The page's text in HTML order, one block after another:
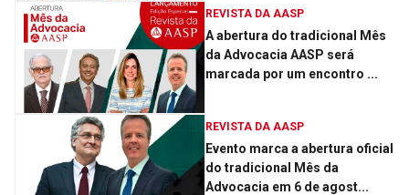
REVISTA DA AASP
A abertura do tradicional Mês
da Advocacia AASP será
marcada por um encontro ...
REVISTA DA AASP
Evento marca a abertura oficial
do tradicional Mês da
Advocacia em 6 de agost...